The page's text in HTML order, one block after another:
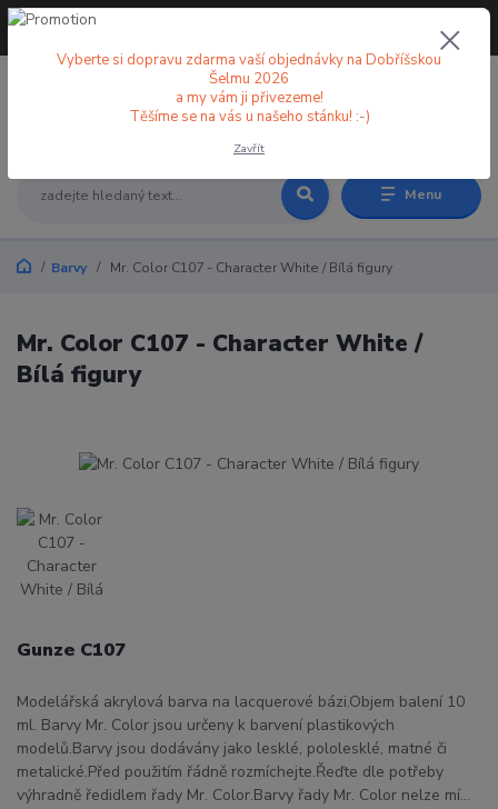
Menu
+420 773 998 582
Barvy Mr. Color C107 - Character White / Bílá figury
Mr. Color C107 - Character White /
Bílá figury
Gunze C107
Modelářská akrylová barva na lacquerové bázi.Objem balení 10
ml. Barvy Mr. Color jsou určeny k barvení plastikových
modelů.Barvy jsou dodávány jako lesklé, pololesklé, matné či
metalické.Před použitím řádně rozmíchejte.Řeďte dle potřeby
výhradně ředidlem řady Mr. Color.Barvy řady Mr. Color nelze mí...
Vyberte si dopravu zdarma vaší objednávky na Dobříšskou
Šelmu 2026
a my vám ji přivezeme!
Těšíme se na vás u našeho stánku! :-)
Zavřít